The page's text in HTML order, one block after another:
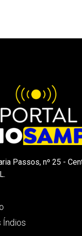
Passos, nº 25 -
Índios